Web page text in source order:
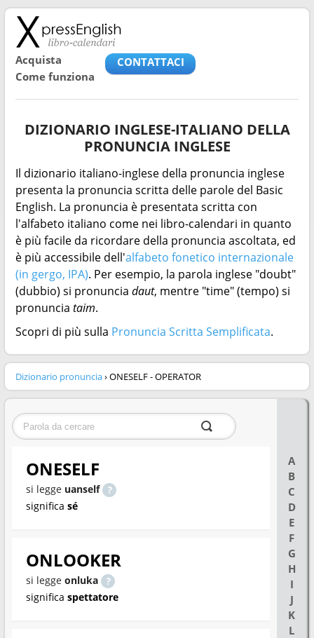
Acquista
Come funziona
CONTATTACI
DIZIONARIO INGLESE-ITALIANO DELLA
PRONUNCIA INGLESE
Il dizionario italiano-inglese della pronuncia inglese
presenta la pronuncia scritta delle parole del Basic
English. La pronuncia è presentata scritta con
l'alfabeto italiano come nei libro-calendari in quanto
è più facile da ricordare della pronuncia ascoltata, ed
è più accessibile dell'alfabeto fonetico internazionale
(in gergo, IPA). Per esempio, la parola inglese "doubt"
(dubbio) si pronuncia daut, mentre "time" (tempo) si
pronuncia taim.
Scopri di più sulla Pronuncia Scritta Semplificata.
Dizionario pronuncia› ONESELF - OPERATOR
A
B
C
D
E
F
G
H
I
J
K
L
ONESELF
si legge uanself
significa sé
ONLOOKER
si legge onluka
significa spettatore